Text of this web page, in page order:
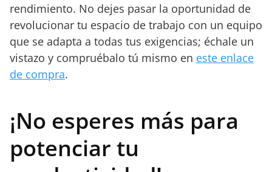
rendimiento. No dejes pasar la oportunidad de
revolucionar tu espacio de trabajo con un equipo
que se adapta a todas tus exigencias; échale un
vistazo y compruébalo tú mismo en este enlace
de compra.
¡No esperes más para
potenciar tu